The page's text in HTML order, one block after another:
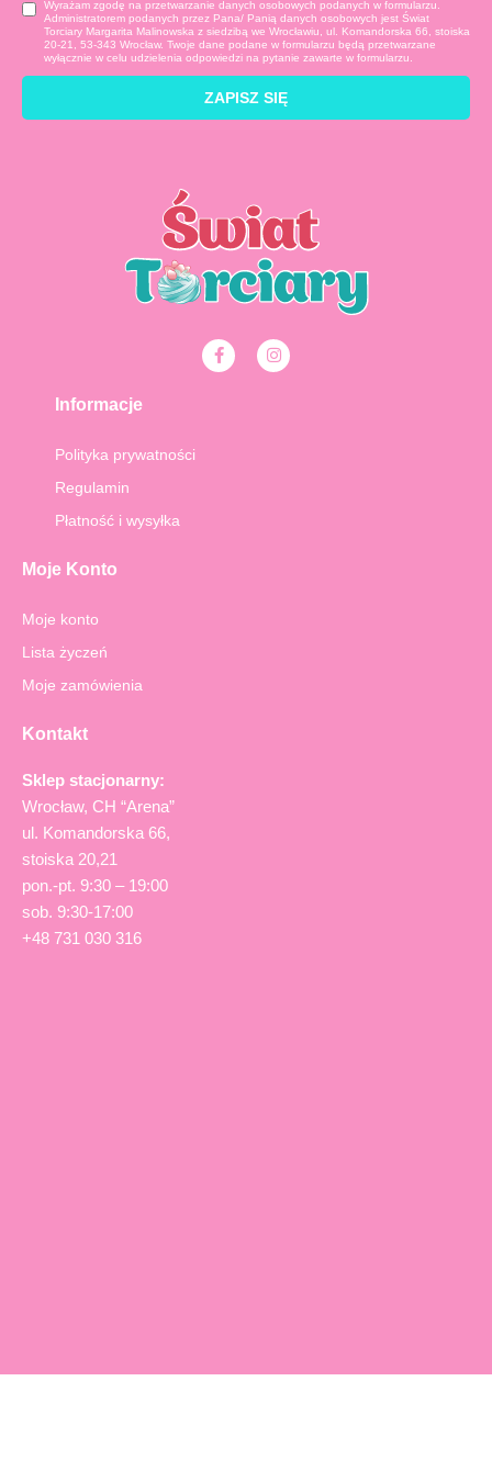
Wyrażam zgodę na przetwarzanie danych osobowych podanych w formularzu.
Administratorem podanych przez Pana/ Panią danych osobowych jest Świat
Torciary Margarita Malinowska z siedzibą we Wrocławiu, ul. Komandorska 66, stoiska
20-21, 53-343 Wrocław. Twoje dane podane w formularzu będą przetwarzane
wyłącznie w celu udzielenia odpowiedzi na pytanie zawarte w formularzu.
ZAPISZ SIĘ
F
a
I
n
Informacje
Polityka prywatności
Regulamin
Płatność i wysyłka
Moje Konto
Moje konto
Lista życzeń
Moje zamówienia
Kontakt
Sklep stacjonarny:
Wrocław, CH “Arena”
ul. Komandorska 66,
stoiska 20,21
pon.-pt. 9:30 – 19:00
sob. 9:30-17:00
+48 731 030 316